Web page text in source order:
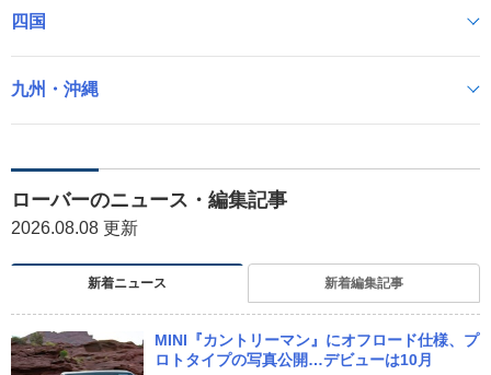
四国
九州・沖縄
ローバーのニュース・編集記事
2026.08.08 更新
新着ニュース 新着編集記事
MINI『カントリーマン』にオフロード仕様、プ
ロトタイプの写真公開…デビューは10月